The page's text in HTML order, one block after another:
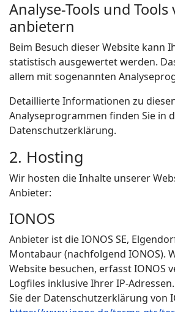
Analyse-Tools und
anbietern
Beim Besuch dieser Website kann
statistisch ausgewertet werden.
allem mit sogenannten
Detaillierte Informationen zu
Analyseprogrammen finden Sie in
Datenschutzerklärung.
2. Hosting
Wir hosten die Inhalte unserer
Anbieter:
IONOS
Anbieter ist die IONOS SE,
Montabaur (nachfolgend IONOS).
Website besuchen, erfasst IONOS
Logfiles inklusive Ihrer IP-
Sie der Datenschutzerklärung von